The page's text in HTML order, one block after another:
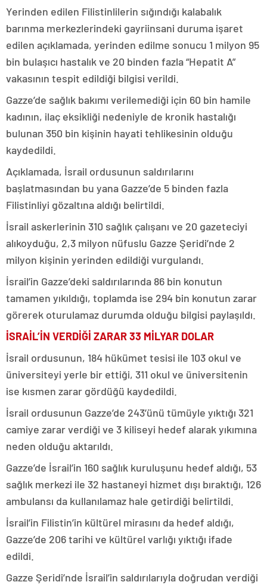
Yerinden edilen Filistinlilerin sığındığı kalabalık
barınma merkezlerindeki gayriinsani duruma işaret
edilen açıklamada, yerinden edilme sonucu 1 milyon 95
bin bulaşıcı hastalık ve 20 binden fazla “Hepatit A”
vakasının tespit edildiği bilgisi verildi.
Gazze’de sağlık bakımı verilemediği için 60 bin hamile
kadının, ilaç eksikliği nedeniyle de kronik hastalığı
bulunan 350 bin kişinin hayati tehlikesinin olduğu
kaydedildi.
Açıklamada, İsrail ordusunun saldırılarını
başlatmasından bu yana Gazze’de 5 binden fazla
Filistinliyi gözaltına aldığı belirtildi.
İsrail askerlerinin 310 sağlık çalışanı ve 20 gazeteciyi
alıkoyduğu, 2,3 milyon nüfuslu Gazze Şeridi’nde 2
milyon kişinin yerinden edildiği vurgulandı.
İsrail’in Gazze’deki saldırılarında 86 bin konutun
tamamen yıkıldığı, toplamda ise 294 bin konutun zarar
görerek oturulamaz durumda olduğu bilgisi paylaşıldı.
İSRAİL’İN VERDİĞİ ZARAR 33 MİLYAR DOLAR
İsrail ordusunun, 184 hükümet tesisi ile 103 okul ve
üniversiteyi yerle bir ettiği, 311 okul ve üniversitenin
ise kısmen zarar gördüğü kaydedildi.
İsrail ordusunun Gazze’de 243’ünü tümüyle yıktığı 321
camiye zarar verdiği ve 3 kiliseyi hedef alarak yıkımına
neden olduğu aktarıldı.
Gazze’de İsrail’in 160 sağlık kuruluşunu hedef aldığı, 53
sağlık merkezi ile 32 hastaneyi hizmet dışı bıraktığı, 126
ambulansı da kullanılamaz hale getirdiği belirtildi.
İsrail’in Filistin’in kültürel mirasını da hedef aldığı,
Gazze’de 206 tarihi ve kültürel varlığı yıktığı ifade
edildi.
Gazze Şeridi’nde İsrail’in saldırılarıyla doğrudan verdiği